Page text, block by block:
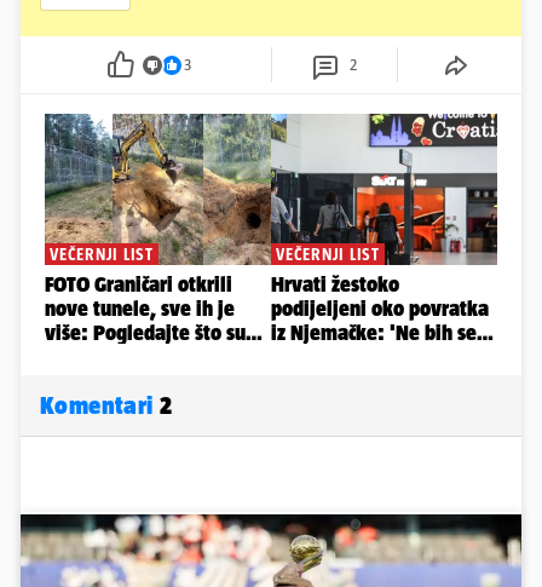
3 2
Komentari 2